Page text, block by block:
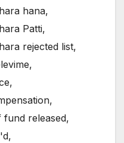
hana,
Patti,
rejected list,
,
,
,
fund released,
,